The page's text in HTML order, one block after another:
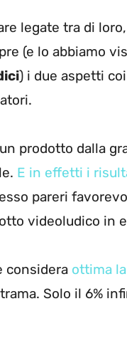
legate tra di
(e lo abbiamo
) i due aspetti
prodotto dalla
E in effetti i
pareri
videoludico in
considera ottima
Solo il 6%